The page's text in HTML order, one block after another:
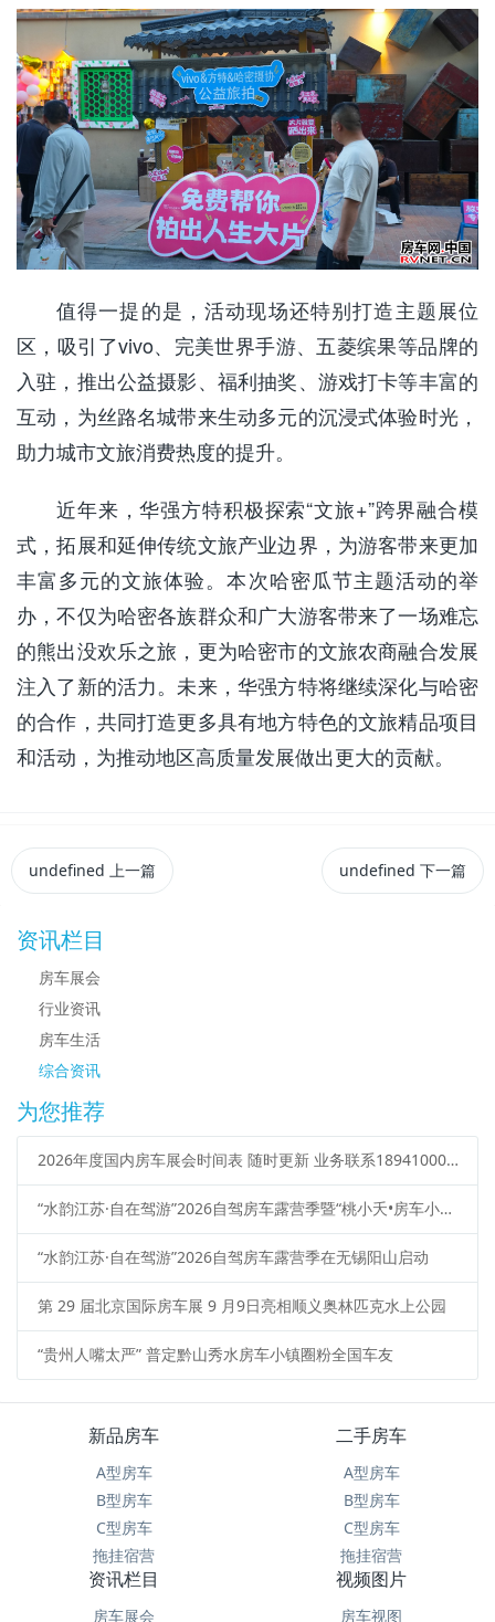
值得一提的是，活动现场还特别打造主题展位
区， 吸引了vivo、完美世界手游、五菱缤果等品牌的
入驻，推出公益摄影、福利抽奖、游戏打卡等丰富的
互动，为丝路名城带来生动多元的沉浸式体验时光，
助力城市文旅消费热度的提升。
近年来，华强方特积极探索“文旅+”跨界融合模
式 ，拓展和延伸传统文旅产业边界，为游客带来更加
丰富多元的文旅体验。本次哈密瓜节主题活动的举
办，不仅为哈密各族群众和广大游客带来了一场难忘
的熊出没欢乐之旅 ，更为哈密市的文旅农商融合发展
注入了新的活力。 未来，华强方特将继续深化与哈密
的合作，共同打造更多具有地方特色的文旅精品项目
和活动，为推动地区高质量发展做出更大的贡献。
undefined 上一篇 undefined 下一篇
资讯栏目
房车展会
行业资讯
房车生活
综合资讯
为您推荐
2026年度国内房车展会时间表 随时更新 业务联系18941000313
“水韵江苏·自在驾游”2026自驾房车露营季暨“桃小夭•房车小院”启动仪式在无锡市惠山区阳山镇桃心小岛露营基地举行
“水韵江苏·自在驾游”2026自驾房车露营季在无锡阳山启动
第 29 届北京国际房车展 9 月9日亮相顺义奥林匹克水上公园
“贵州人嘴太严” 普定黔山秀水房车小镇圈粉全国车友
新品房车
A型房车
B型房车
C型房车
拖挂宿营
二手房车
A型房车
B型房车
C型房车
拖挂宿营
资讯栏目
房车展会
视频图片
房车视图